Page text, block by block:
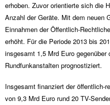
erhoben. Zuvor orientierte sich die
Anzahl der Geräte. Mit dem neuen
Einnahmen der Öffentlich-
erhöht. Für die Periode 2013 bis
insgesamt 1,5 Mrd Euro gegenüber
Rundfunkanstalten prognostiziert.
Insgesamt finanziert der öffentlich-
von 9,3 Mrd Euro rund 20 TV-